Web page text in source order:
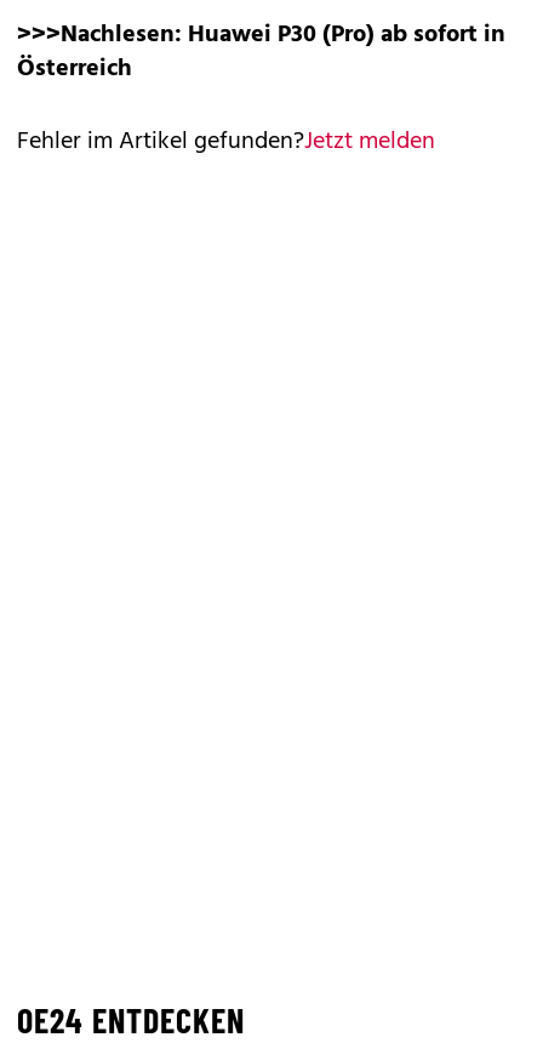
>>>Nachlesen: Huawei P30 (Pro) ab sofort in
Österreich
Fehler im Artikel gefunden?Jetzt melden
OE24 ENTDECKEN